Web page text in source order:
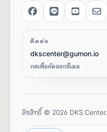
ติดต่อ
dkscenter@gumon.io
กดเพื่อคัดลอกอีเมล
ลิขสิทธิ์ © 2026 DKS Center.